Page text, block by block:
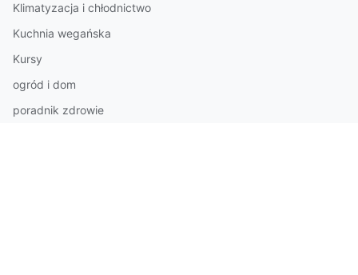
Klimatyzacja i chłodnictwo
Kuchnia wegańska
Kursy
ogród i dom
poradnik zdrowie